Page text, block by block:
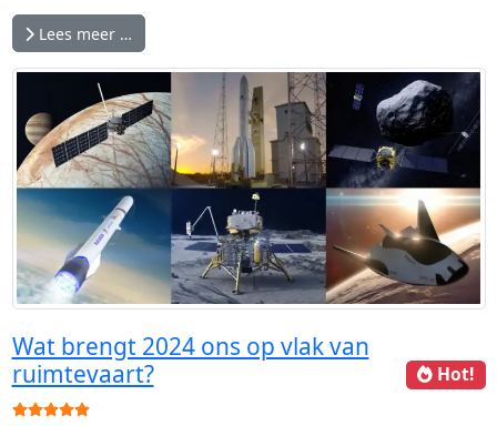
Lees meer …
Wat brengt 2024 ons op vlak van
ruimtevaart?
Hot!
Gebruikerswaardering: